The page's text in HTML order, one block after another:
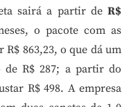
sairá a partir de R$
o pacote com as
863,23, o que dá um
R$ 287; a partir do
R$ 498. A empresa